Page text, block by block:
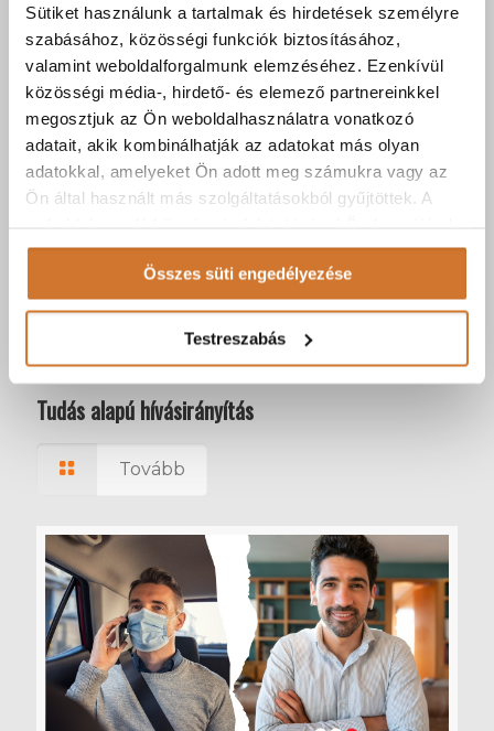
Sütiket használunk a tartalmak és hirdetések személyre
szabásához, közösségi funkciók biztosításához,
valamint weboldalforgalmunk elemzéséhez. Ezenkívül
közösségi média-, hirdető- és elemező partnereinkkel
megosztjuk az Ön weboldalhasználatra vonatkozó
adatait, akik kombinálhatják az adatokat más olyan
adatokkal, amelyeket Ön adott meg számukra vagy az
Ön által használt más szolgáltatásokból gyűjtöttek. A
sütik használatához.
Összes süti engedélyezése
Testreszabás
Tovább
Tudás alapú hívásirányítás
Tovább